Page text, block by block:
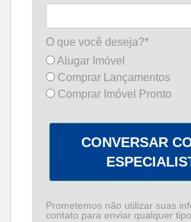
O que você deseja?*
Alugar Imóvel
Comprar Lançamentos
Comprar Imóvel Pronto
CONVERSAR
Prometemos não utilizar suas
contato para enviar qualquer tipo